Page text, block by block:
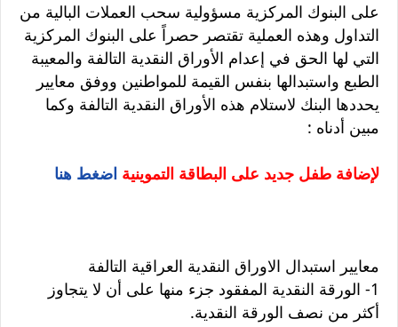
على البنوك المركزية مسؤولية سحب العملات البالية من
التداول وهذه العملية تقتصر حصراً على البنوك المركزية
التي لها الحق في إعدام الأوراق النقدية التالفة والمعيبة
الطبع واستبدالها بنفس القيمة للمواطنين ووفق معايير
يحددها البنك لاستلام هذه الأوراق النقدية التالفة وكما
مبين أدناه :
لإضافة طفل جديد على البطاقة التموينية اضغط هنا
معايير استبدال الاوراق النقدية العراقية التالفة
1- الورقة النقدية المفقود جزء منها على أن لا يتجاوز
أكثر من نصف الورقة النقدية.